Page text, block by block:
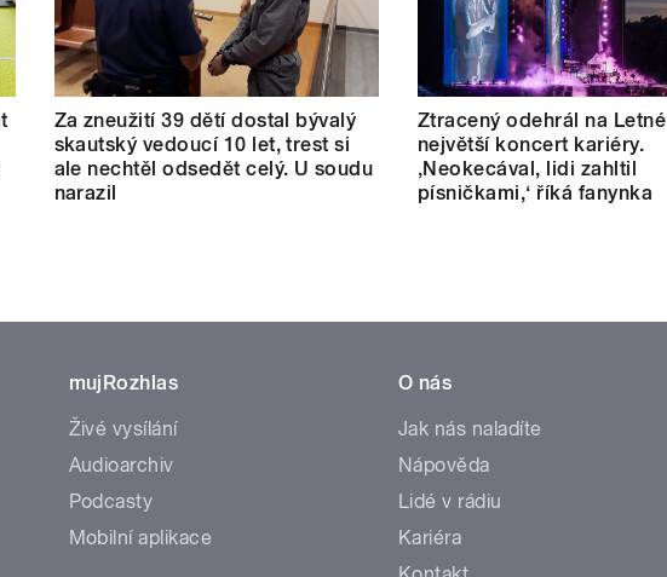
Za zneužití 39 dětí dostal bývalý
skautský vedoucí 10 let, trest si
ale nechtěl odsedět celý. U soudu
narazil
Ztracený odehrál na Letné
největší koncert kariéry.
‚Neokecával, lidi zahltil
písničkami,‘ říká fanynka
mujRozhlas
Živé vysílání
Audioarchiv
Podcasty
Mobilní aplikace
O nás
Jak nás naladíte
Nápověda
Lidé v rádiu
Kariéra